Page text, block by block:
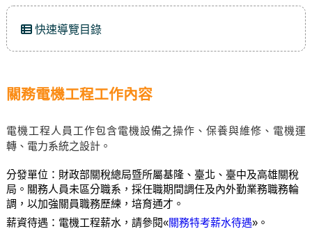
快速導覽目錄
關務電機工程工作內容
電機工程人員工作包含電機設備之操作、保養與維修、電機運
轉、電力系統之設計。
分發單位：財政部關稅總局暨所屬基隆、臺北、臺中及高雄關稅
局。關務人員未區分職系，採任職期間調任及內外勤業務職務輪
調，以加強關員職務歷練，培育通才。
薪資待遇：電機工程薪水，請參閱«關務特考薪水待遇»。